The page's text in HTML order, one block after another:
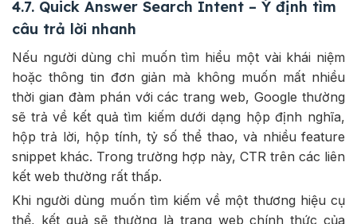
4.7. Quick Answer Search Intent – Ý định tìm
câu trả lời nhanh
Nếu người dùng chỉ muốn tìm hiểu một vài khái niệm
hoặc thông tin đơn giản mà không muốn mất nhiều
thời gian đàm phán với các trang web, Google thường
sẽ trả về kết quả tìm kiếm dưới dạng hộp định nghĩa,
hộp trả lời, hộp tính, tỷ số thể thao, và nhiều feature
snippet khác. Trong trường hợp này, CTR trên các liên
kết web thường rất thấp.
Khi người dùng muốn tìm kiếm về một thương hiệu cụ
thể, kết quả sẽ thường là trang web chính thức của